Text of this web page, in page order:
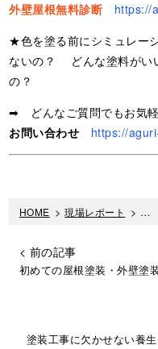
外壁屋根無料診断
https://
★色を塗る前にシミュレー
ないの？ どんな塗料がい
の？
➡ どんなご質問でもお気軽
お問い合わせ
https://
HOME >現場レポート > 神
< 前の記事
初めての屋根塗装・外壁塗
塗装工事に欠かせない養